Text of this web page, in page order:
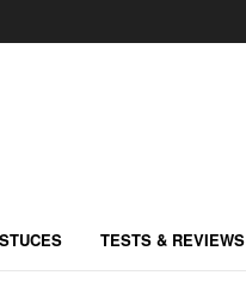
TESTS & REVIEWS